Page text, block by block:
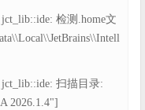
检测.home文
jct_lib::ide: 扫描目录:
2026.1.4"]